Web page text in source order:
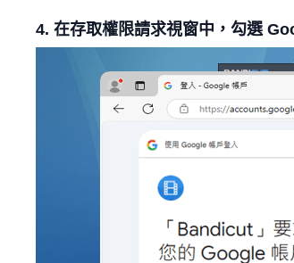
4. 在存取權限請求視窗中，勾選